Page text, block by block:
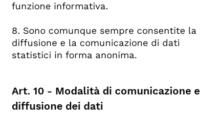
funzione informativa.
8. Sono comunque sempre consentite la
diffusione e la comunicazione di dati
statistici in forma anonima.
Art. 10 - Modalità di comunicazione e
diffusione dei dati